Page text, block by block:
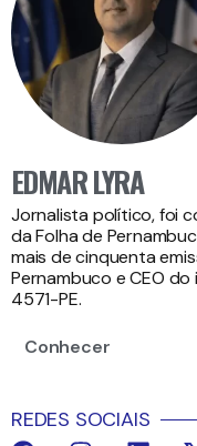
EDMAR LYRA
Jornalista político, foi
da Folha de
mais de cinquenta
Pernambuco e CEO
4571-PE.
Conhecer
REDES SOCIAIS